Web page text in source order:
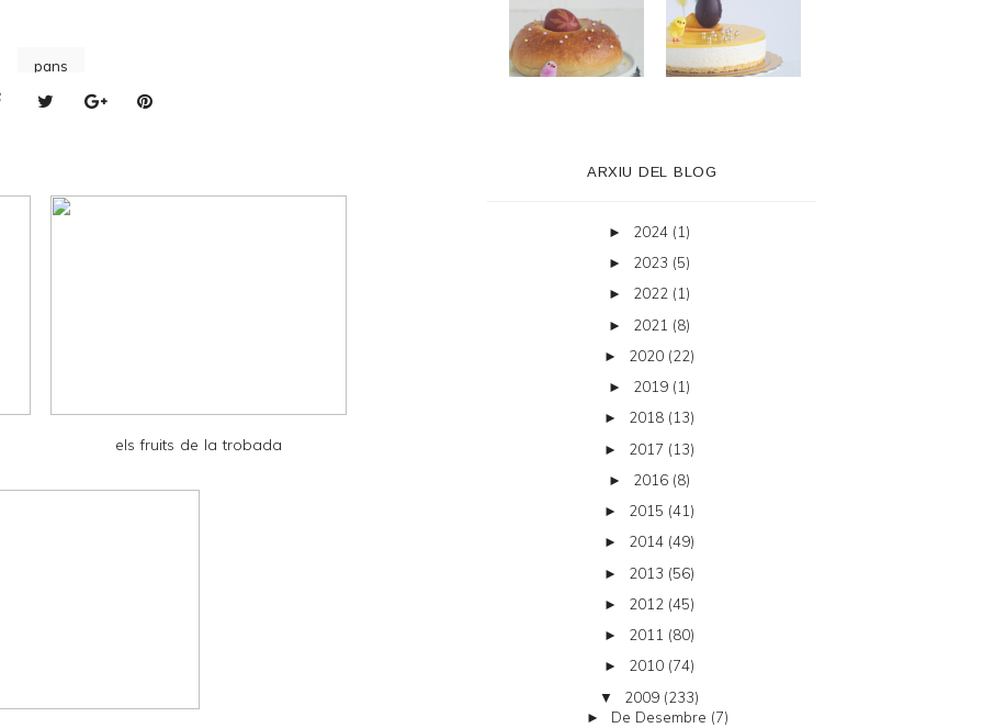
pans
els fruits de la trobada
ARXIU DEL BLOG
► 2024 (1)
► 2023 (5)
► 2022 (1)
► 2021 (8)
► 2020 (22)
► 2019 (1)
► 2018 (13)
► 2017 (13)
► 2016 (8)
► 2015 (41)
► 2014 (49)
► 2013 (56)
► 2012 (45)
► 2011 (80)
► 2010 (74)
▼ 2009 (233)
► De Desembre (7)